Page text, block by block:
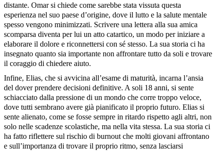
distante. Omar si chiede come sarebbe stata vissuta questa
esperienza nel suo paese d’origine, dove il lutto e la salute mentale
spesso vengono minimizzati. Scrivere una lettera alla sua amica
scomparsa diventa per lui un atto catartico, un modo per iniziare a
elaborare il dolore e riconnettersi con sé stesso. La sua storia ci ha
insegnato quanto sia importante non affrontare tutto da soli e trovare
il coraggio di chiedere aiuto.
Infine, Elias, che si avvicina all’esame di maturità, incarna l’ansia
del dover prendere decisioni definitive. A soli 18 anni, si sente
schiacciato dalla pressione di un mondo che corre troppo veloce,
dove tutti sembrano avere già pianificato il proprio futuro. Elias si
sente alienato, come se fosse sempre in ritardo rispetto agli altri, non
solo nelle scadenze scolastiche, ma nella vita stessa. La sua storia ci
ha fatto riflettere sul rischio di burnout che molti giovani affrontano
e sull’importanza di trovare il proprio ritmo, senza lasciarsi